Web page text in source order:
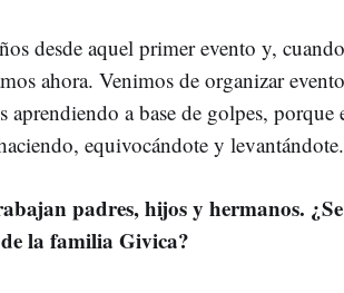
desde aquel primer evento y,
ahora. Venimos de organizar
aprendiendo a base de golpes, porque
equivocándote y levantándote.
padres, hijos y hermanos.
la familia Givica?